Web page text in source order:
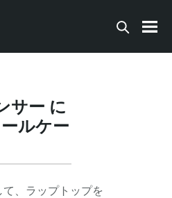
ンツに移動する
サー に
ルケー
、ラップトップを